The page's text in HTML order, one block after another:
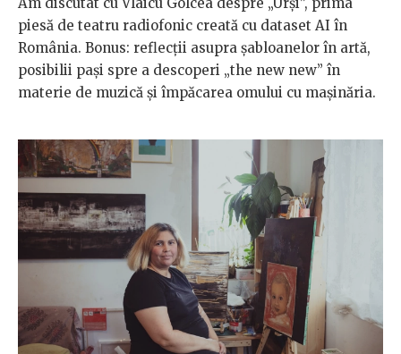
piesă de teatru radiofonic creată cu dataset AI în
România. Bonus: reflecții asupra șabloanelor în artă,
posibilii pași spre a descoperi „the new new” în
materie de muzică și împăcarea omului cu mașinăria.